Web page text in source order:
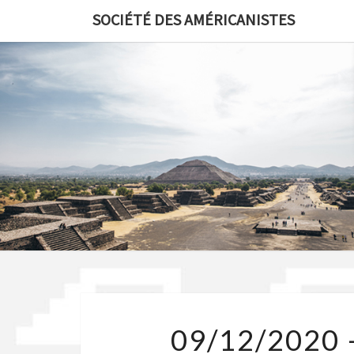
content
SOCIÉTÉ DES AMÉRICANISTES
09/12/2020